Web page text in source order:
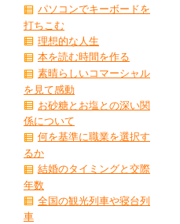
パソコンでキーボードを
打ちこむ
理想的な人生
本を読む時間を作る
素晴らしいコマーシャル
を見て感動
お砂糖とお塩との深い関
係について
何を基準に職業を選択す
るか
結婚のタイミングと交際
年数
全国の観光列車や寝台列
車